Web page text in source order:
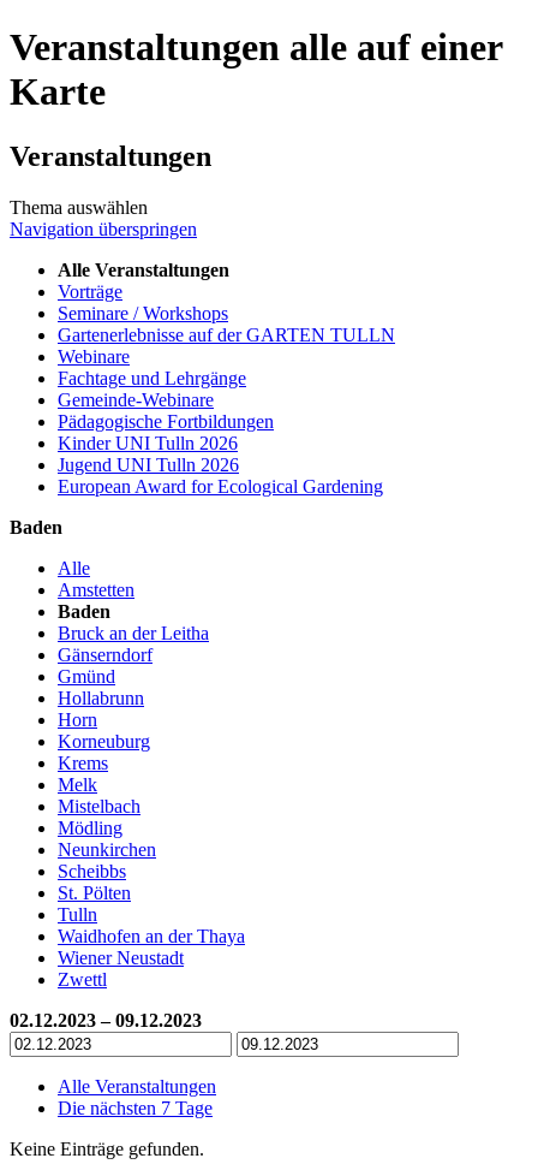
Veranstaltungen alle auf einer
Karte
Veranstaltungen
Thema auswählen
Navigation überspringen
Alle Veranstaltungen
Vorträge
Seminare / Workshops
Gartenerlebnisse auf der GARTEN TULLN
Webinare
Fachtage und Lehrgänge
Gemeinde-Webinare
Pädagogische Fortbildungen
Kinder UNI Tulln 2026
Jugend UNI Tulln 2026
European Award for Ecological Gardening
Baden
Alle
Amstetten
Baden
Bruck an der Leitha
Gänserndorf
Gmünd
Hollabrunn
Horn
Korneuburg
Krems
Melk
Mistelbach
Mödling
Neunkirchen
Scheibbs
St. Pölten
Tulln
Waidhofen an der Thaya
Wiener Neustadt
Zwettl
02.12.2023 – 09.12.2023
Alle Veranstaltungen
Die nächsten 7 Tage
Keine Einträge gefunden.